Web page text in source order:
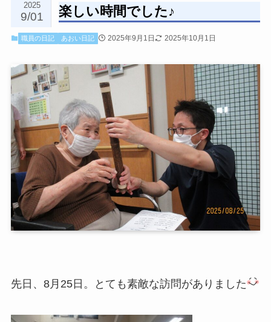
楽しい時間でした♪
2025
9/01
職員の日記 あおい日記 2025年9月1日 2025年10月1日
先日、8月25日。とても素敵な訪問がありました